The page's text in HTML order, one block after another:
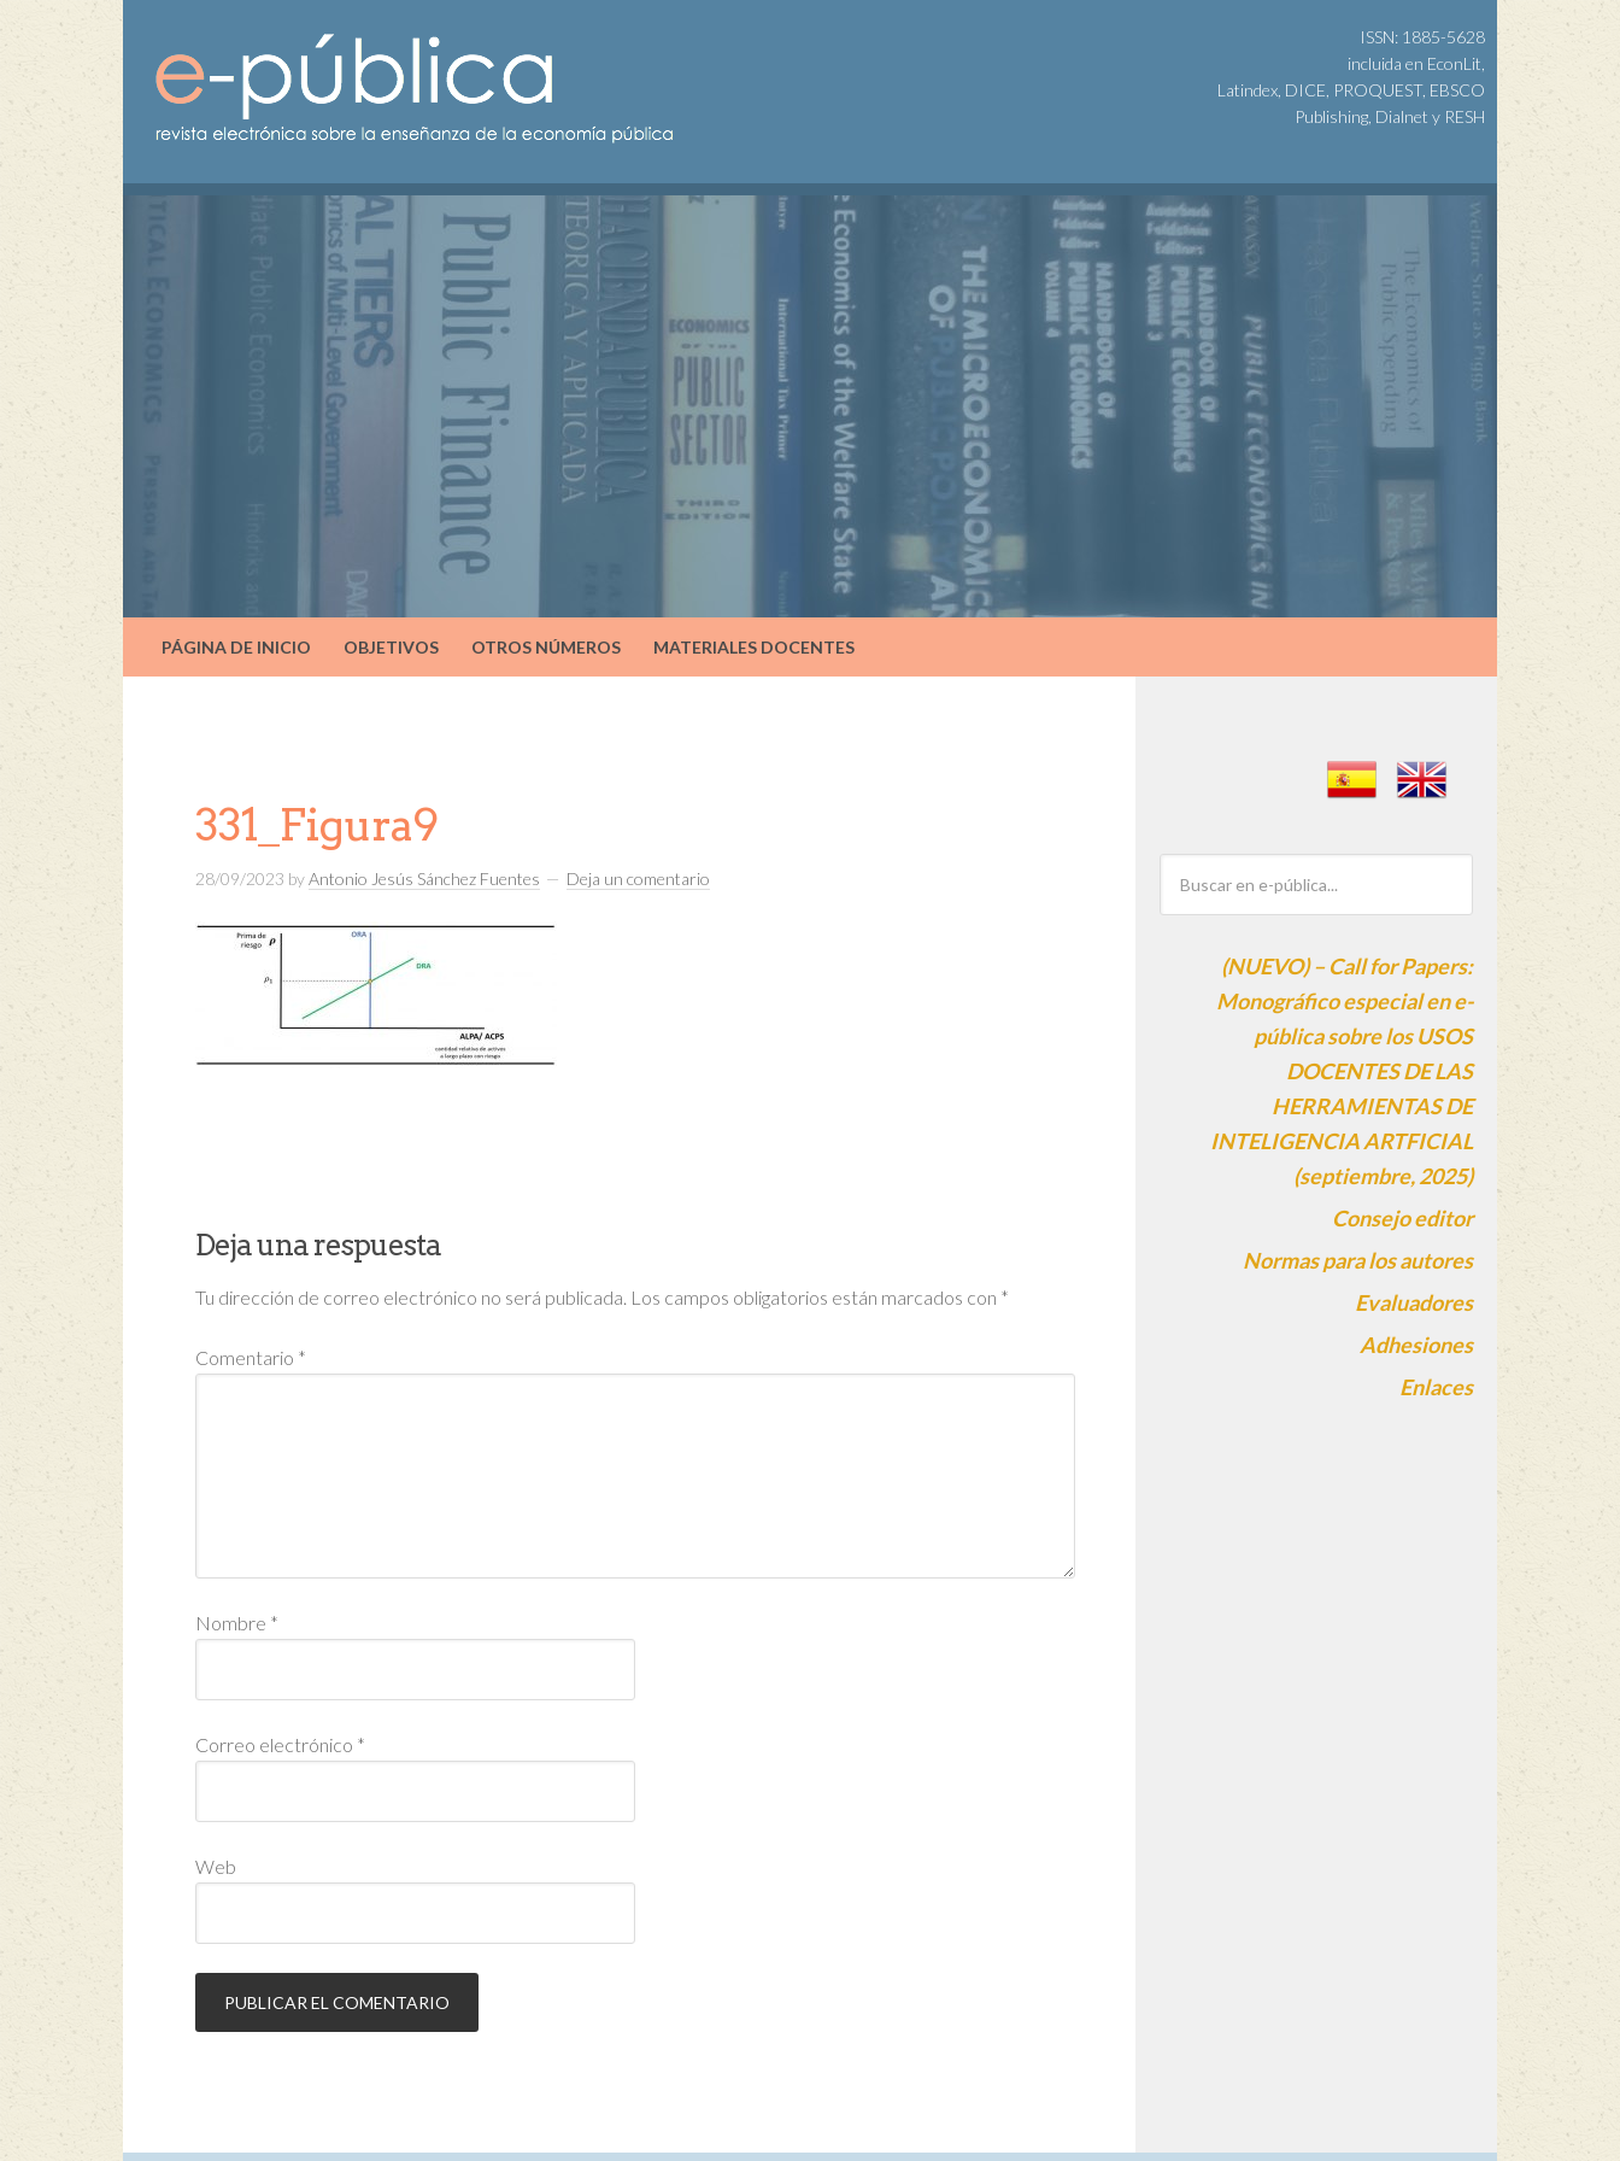
ISSN: 1885-5628
incluida en EconLit,
Latindex, DICE, PROQUEST, EBSCO
Publishing, Dialnet y RESH
PÁGINA DE INICIO OBJETIVOS OTROS NÚMEROS MATERIALES DOCENTES
331_Figura9
28/09/2023 byAntonio Jesús Sánchez Fuentes Deja un comentario
Deja una respuesta
Tu dirección de correo electrónico no será publicada. Los campos obligatorios están marcados con *
Comentario *
Nombre *
Correo electrónico *
Web
(NUEVO) – Call for Papers:
Monográfico especial en e-
pública sobre los USOS
DOCENTES DE LAS
HERRAMIENTAS DE
INTELIGENCIA ARTFICIAL
(septiembre, 2025)
Consejo editor
Normas para los autores
Evaluadores
Adhesiones
Enlaces